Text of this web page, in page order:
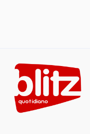
content